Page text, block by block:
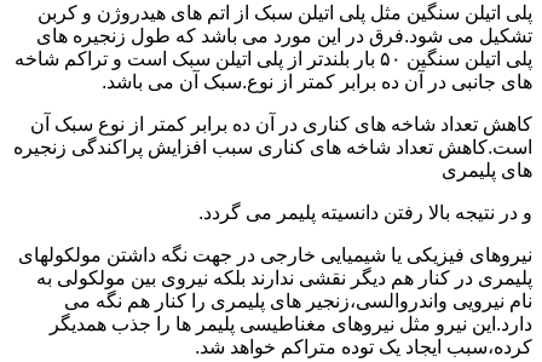
پلی اتیلن سنگین مثل پلی اتیلن سبک از اتم های هیدروژن و کربن
تشکیل می شود.فرق در این مورد می باشد که طول زنجیره های
پلی اتیلن سنگین ۵۰ بار بلندتر از پلی اتیلن سبک است و تراکم شاخه
های جانبی در آن ده برابر کمتر از نوع.سبک آن می باشد.
کاهش تعداد شاخه های کناری در آن ده برابر کمتر از نوع سبک آن
است.کاهش تعداد شاخه های کناری سبب افزایش پراکندگی زنجیره
های پلیمری
و در نتیجه بالا رفتن دانسیته پلیمر می گردد.
نیروهای فیزیکی یا شیمیایی خارجی در جهت نگه داشتن مولکولهای
پلیمری در کنار هم دیگر نقشی ندارند بلکه نیروی بین مولکولی به
نام نیرویی واندروالسی،زنجیر های پلیمری را کنار هم نگه می
دارد.این نیرو مثل نیروهای مغناطیسی پلیمر ها را جذب همدیگر
کرده،سبب ایجاد یک توده متراکم خواهد شد.